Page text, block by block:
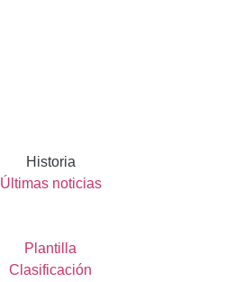
Historia
Últimas noticias
Plantilla
Clasificación